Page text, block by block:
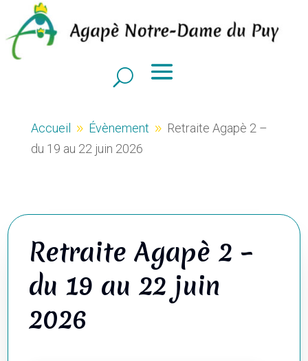
Accueil 9 Évènement 9 Retraite Agapè 2 –
du 19 au 22 juin 2026
Retraite Agapè 2 –
du 19 au 22 juin
2026